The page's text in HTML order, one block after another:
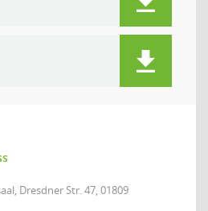
Dresdner Str. 47, 01809